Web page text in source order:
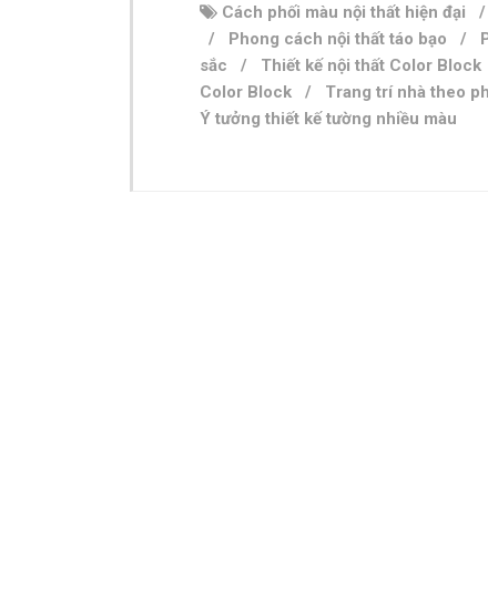
Cách phối màu nội thất hiện đại /
/ Phong cách nội thất táo bạo /
sắc / Thiết kế nội thất Color Block
Color Block / Trang trí nhà theo
Ý tưởng thiết kế tường nhiều màu